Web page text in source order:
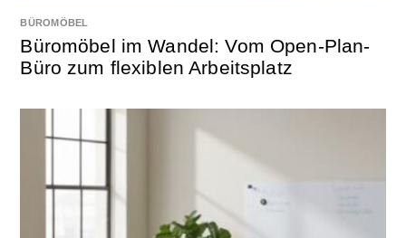
BÜROMÖBEL
Büromöbel im Wandel: Vom Open-Plan-
Büro zum flexiblen Arbeitsplatz